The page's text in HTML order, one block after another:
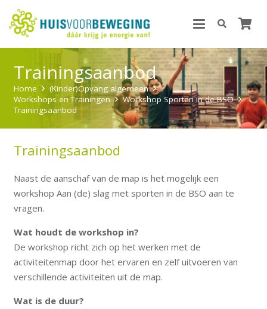
Trainingsaanbod
Home
(Kinder)Opvang algemeen
Workshops en Trainingen
Workshop Sporten in de BSO
Trainingsaanbod
Trainingsaanbod
Naast de aanschaf van de map is het mogelijk een
workshop Aan (de) slag met sporten in de BSO aan te
vragen.
Wat houdt de workshop in?
De workshop richt zich op het werken met de
activiteitenmap door het ervaren en zelf uitvoeren van
verschillende activiteiten uit de map.
Wat is de duur?